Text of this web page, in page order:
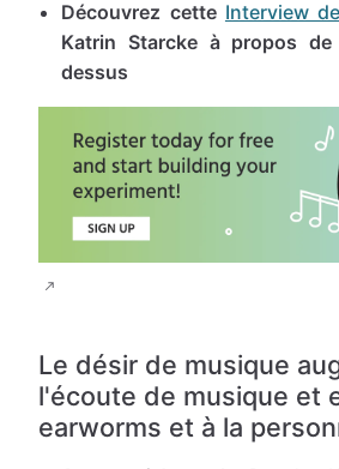
Découvrez cette Interview
Katrin Starcke à propos
dessus
Le désir de musique
l'écoute de musique et
earworms et à la